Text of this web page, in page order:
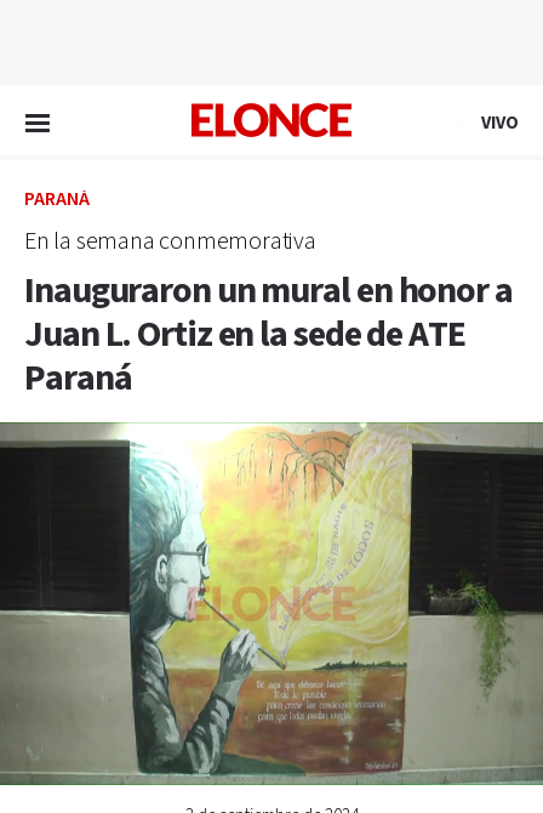
VIVO
PARANÁ
En la semana conmemorativa
Inauguraron un mural en honor a
Juan L. Ortiz en la sede de ATE
Paraná